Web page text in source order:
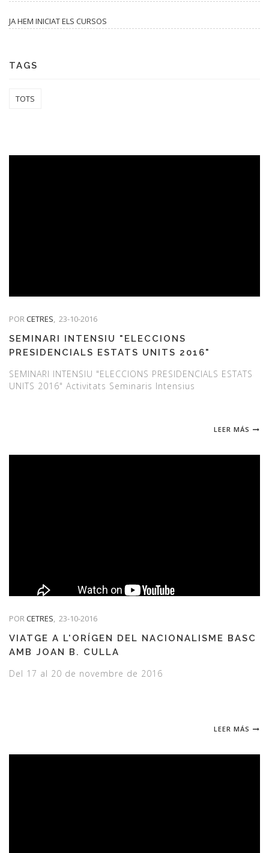
JA HEM INICIAT ELS CURSOS
TAGS
TOTS
PORCETRES, 23-10-2016
SEMINARI INTENSIU "ELECCIONS
PRESIDENCIALS ESTATS UNITS 2016"
SEMINARI INTENSIU "ELECCIONS PRESIDENCIALS ESTATS
UNITS 2016" Activitats Seminaris Intensius
LEER MÁS
PORCETRES, 23-10-2016
VIATGE A L'ORÍGEN DEL NACIONALISME BASC
AMB JOAN B. CULLA
Del 17 al 20 de novembre de 2016
LEER MÁS